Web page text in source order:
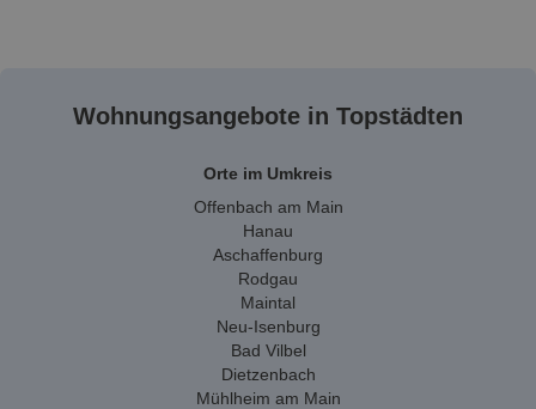
Wohnungsangebote in Topstädten
Orte im Umkreis
Offenbach am Main
Hanau
Aschaffenburg
Rodgau
Maintal
Neu-Isenburg
Bad Vilbel
Dietzenbach
Mühlheim am Main